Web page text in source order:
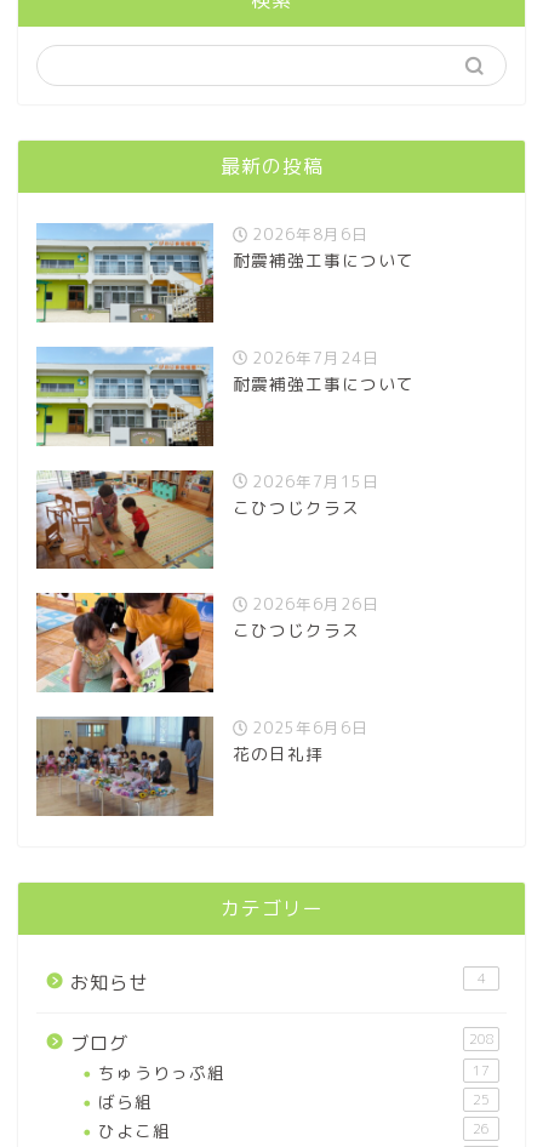
最新の投稿
2026年8月6日
耐震補強工事について
2026年7月24日
耐震補強工事について
2026年7月15日
こひつじクラス
2026年6月26日
こひつじクラス
2025年6月6日
花の日礼拝
カテゴリー
お知らせ 4
ブログ 208
ちゅうりっぷ組 17
ばら組 25
ひよこ組 26